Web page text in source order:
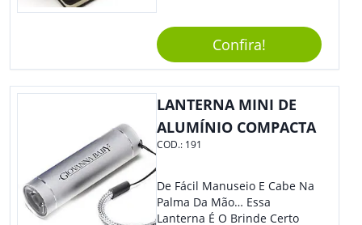
Anotações Com Post-It E
Caneta. Elaborado A Partir De
Material Reciclado, O Brinde
Também É Prático, Tornando-
Se Assim Excelente Para Uso
Cotidiano. Perfeito, Não É?!
Confira!
LANTERNA MINI DE
ALUMÍNIO COMPACTA
COD.: 191
De Fácil Manuseio E Cabe Na
Palma Da Mão… Essa
Lanterna É O Brinde Certo